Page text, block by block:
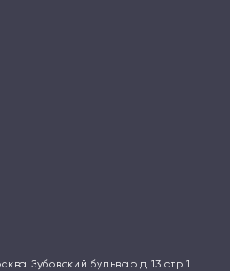
Зубовский бульвар д.13 стр.1